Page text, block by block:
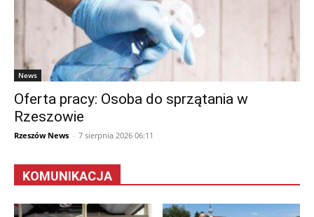
News
Oferta pracy: Osoba do sprzątania w
Rzeszowie
Rzeszów News - 7 sierpnia 2026 06:11
KOMUNIKACJA